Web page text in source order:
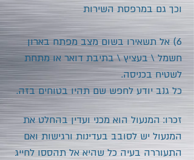
וכך גם במרפסת השירות
6) אל תשאירו בשום מצב מפתח בארון
חשמל \ בעציץ \ בתיבת דואר או מתחת
לשטיח בכניסה.
כל גנב יודע לחפש שם תהיו בטוחים בזה.
זכרו: המנעול הוא מכני ועדין בהחלט את
המנעול יש לסובב בעדינות ורגישות ואם
התעוררה בעיה כל שהיא אל תהססו לחייג